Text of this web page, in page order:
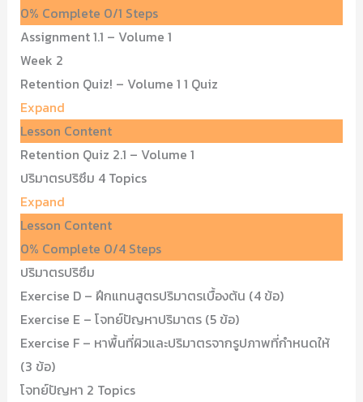
0% Complete 0/1 Steps
Assignment 1.1 – Volume 1
Week 2
Retention Quiz! – Volume 1 1 Quiz
Expand
Lesson Content
Retention Quiz 2.1 – Volume 1
ปริมาตรปริซึม 4 Topics
Expand
Lesson Content
0% Complete 0/4 Steps
ปริมาตรปริซึม
Exercise D – ฝึกแทนสูตรปริมาตรเบื้องต้น (4 ข้อ)
Exercise E – โจทย์ปัญหาปริมาตร (5 ข้อ)
Exercise F – หาพื้นที่ผิวและปริมาตรจากรูปภาพที่กำหนดให้
(3 ข้อ)
โจทย์ปัญหา 2 Topics